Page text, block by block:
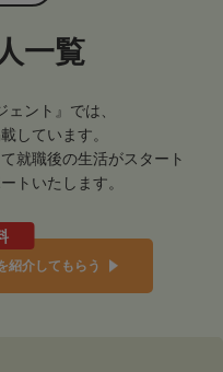
一覧
ェント』では、
しています。
就職後の生活がスタート
トいたします。
紹介してもらう